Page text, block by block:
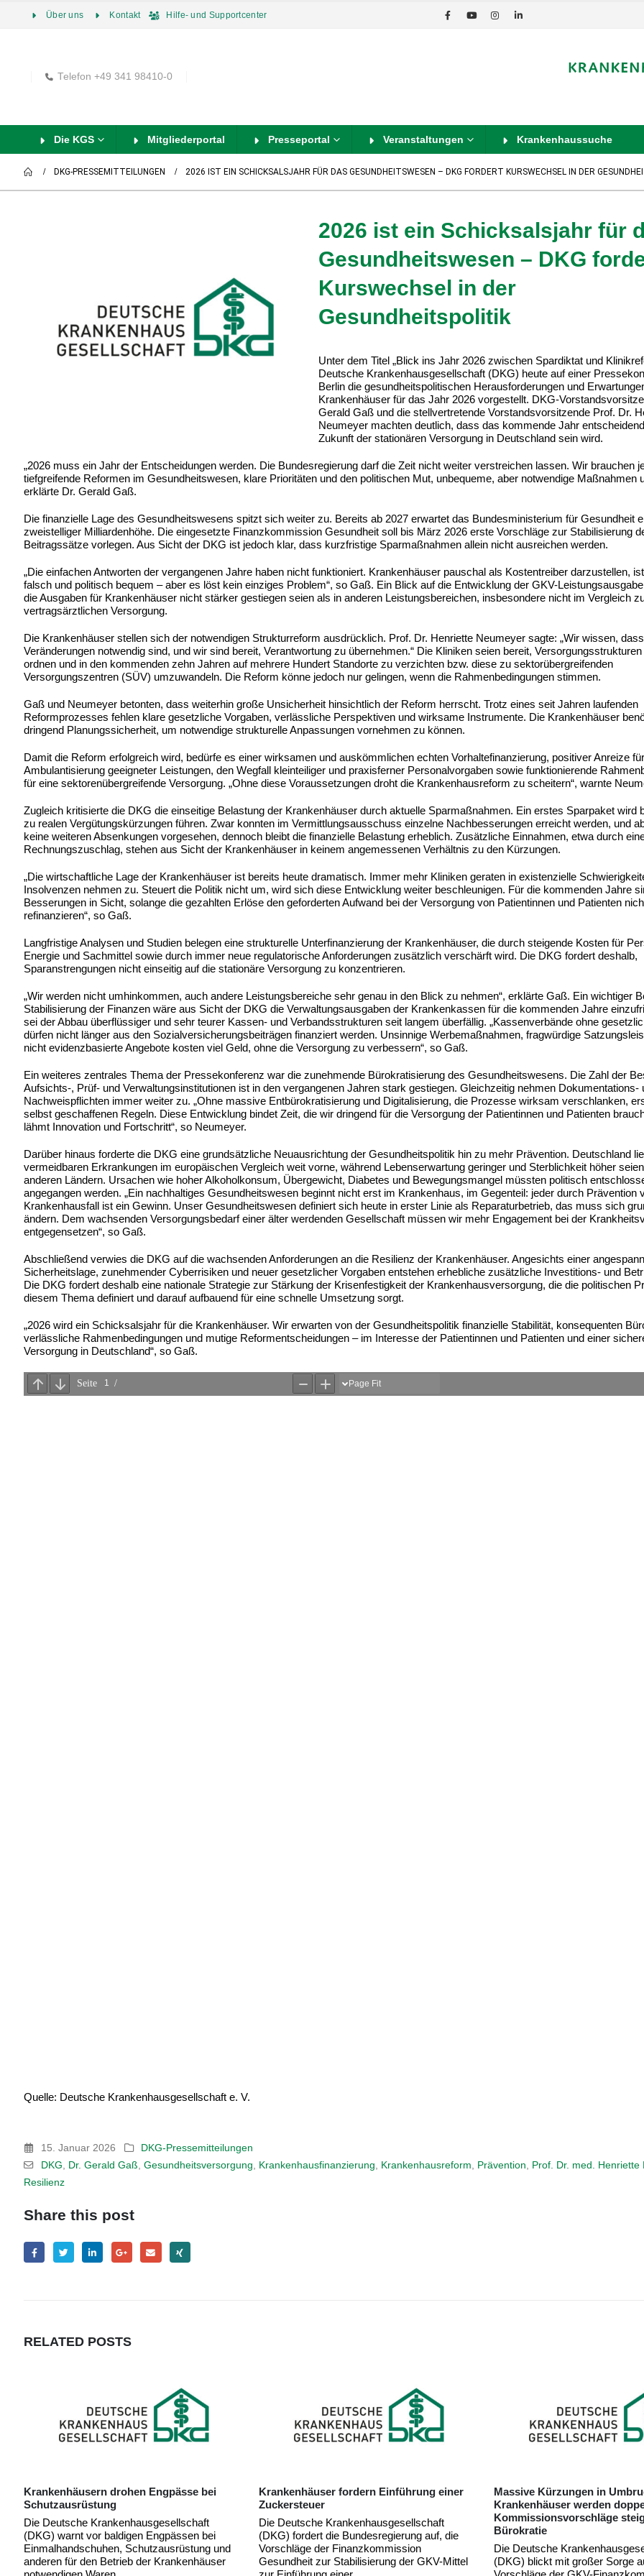
Über uns Kontakt Hilfe- und Supportcenter
Telefon +49 341 98410-0
Die KGS Mitgliederportal Presseportal Veranstaltungen Krankenhaussuche
DKG-PRESSEMITTEILUNGEN 2026 IST EIN SCHICKSALSJAHR FÜR DAS GESUNDHEITSWESEN – DKG FORDERT KURSWECHSEL IN DER
2026 ist ein Schicksalsjahr für
Gesundheitswesen – DKG
Kurswechsel in der
Gesundheitspolitik
Unter dem Titel „Blick ins Jahr 2026 zwischen Spardiktat und
Deutsche Krankenhausgesellschaft (DKG) heute auf einer
Berlin die gesundheitspolitischen Herausforderungen und
Krankenhäuser für das Jahr 2026 vorgestellt. DKG-
Gerald Gaß und die stellvertretende Vorstandsvorsitzende Prof. Dr.
Neumeyer machten deutlich, dass das kommende Jahr
Zukunft der stationären Versorgung in Deutschland sein wird.
„2026 muss ein Jahr der Entscheidungen werden. Die Bundesregierung darf die Zeit nicht weiter verstreichen lassen. Wir brauchen
tiefgreifende Reformen im Gesundheitswesen, klare Prioritäten und den politischen Mut, unbequeme, aber notwendige Maßnahmen
erklärte Dr. Gerald Gaß.
Die finanzielle Lage des Gesundheitswesens spitzt sich weiter zu. Bereits ab 2027 erwartet das Bundesministerium für Gesundheit
zweistelliger Milliardenhöhe. Die eingesetzte Finanzkommission Gesundheit soll bis März 2026 erste Vorschläge zur Stabilisierung
Beitragssätze vorlegen. Aus Sicht der DKG ist jedoch klar, dass kurzfristige Sparmaßnahmen allein nicht ausreichen werden.
„Die einfachen Antworten der vergangenen Jahre haben nicht funktioniert. Krankenhäuser pauschal als Kostentreiber darzustellen,
falsch und politisch bequem – aber es löst kein einziges Problem“, so Gaß. Ein Blick auf die Entwicklung der GKV-
die Ausgaben für Krankenhäuser nicht stärker gestiegen seien als in anderen Leistungsbereichen, insbesondere nicht im Vergleich
vertragsärztlichen Versorgung.
Die Krankenhäuser stellen sich der notwendigen Strukturreform ausdrücklich. Prof. Dr. Henriette Neumeyer sagte: „Wir wissen, dass
Veränderungen notwendig sind, und wir sind bereit, Verantwortung zu übernehmen.“ Die Kliniken seien bereit,
ordnen und in den kommenden zehn Jahren auf mehrere Hundert Standorte zu verzichten bzw. diese zu sektorübergreifenden
Versorgungszentren (SÜV) umzuwandeln. Die Reform könne jedoch nur gelingen, wenn die Rahmenbedingungen stimmen.
Gaß und Neumeyer betonten, dass weiterhin große Unsicherheit hinsichtlich der Reform herrscht. Trotz eines seit Jahren laufenden
Reformprozesses fehlen klare gesetzliche Vorgaben, verlässliche Perspektiven und wirksame Instrumente. Die Krankenhäuser
dringend Planungssicherheit, um notwendige strukturelle Anpassungen vornehmen zu können.
Damit die Reform erfolgreich wird, bedürfe es einer wirksamen und auskömmlichen echten Vorhaltefinanzierung, positiver Anreize
Ambulantisierung geeigneter Leistungen, den Wegfall kleinteiliger und praxisferner Personalvorgaben sowie funktionierende
für eine sektorenübergreifende Versorgung. „Ohne diese Voraussetzungen droht die Krankenhausreform zu scheitern“, warnte
Zugleich kritisierte die DKG die einseitige Belastung der Krankenhäuser durch aktuelle Sparmaßnahmen. Ein erstes Sparpaket wird
zu realen Vergütungskürzungen führen. Zwar konnten im Vermittlungsausschuss einzelne Nachbesserungen erreicht werden, und
keine weiteren Absenkungen vorgesehen, dennoch bleibt die finanzielle Belastung erheblich. Zusätzliche Einnahmen, etwa durch
Rechnungszuschlag, stehen aus Sicht der Krankenhäuser in keinem angemessenen Verhältnis zu den Kürzungen.
„Die wirtschaftliche Lage der Krankenhäuser ist bereits heute dramatisch. Immer mehr Kliniken geraten in existenzielle
Insolvenzen nehmen zu. Steuert die Politik nicht um, wird sich diese Entwicklung weiter beschleunigen. Für die kommenden Jahre
Besserungen in Sicht, solange die gezahlten Erlöse den geforderten Aufwand bei der Versorgung von Patientinnen und Patienten
refinanzieren“, so Gaß.
Langfristige Analysen und Studien belegen eine strukturelle Unterfinanzierung der Krankenhäuser, die durch steigende Kosten für
Energie und Sachmittel sowie durch immer neue regulatorische Anforderungen zusätzlich verschärft wird. Die DKG fordert deshalb,
Sparanstrengungen nicht einseitig auf die stationäre Versorgung zu konzentrieren.
„Wir werden nicht umhinkommen, auch andere Leistungsbereiche sehr genau in den Blick zu nehmen“, erklärte Gaß. Ein wichtiger
Stabilisierung der Finanzen wäre aus Sicht der DKG die Verwaltungsausgaben der Krankenkassen für die kommenden Jahre
sei der Abbau überflüssiger und sehr teurer Kassen- und Verbandsstrukturen seit langem überfällig. „Kassenverbände ohne
dürfen nicht länger aus den Sozialversicherungsbeiträgen finanziert werden. Unsinnige Werbemaßnahmen, fragwürdige
nicht evidenzbasierte Angebote kosten viel Geld, ohne die Versorgung zu verbessern“, so Gaß.
Ein weiteres zentrales Thema der Pressekonferenz war die zunehmende Bürokratisierung des Gesundheitswesens. Die Zahl der
Aufsichts-, Prüf- und Verwaltungsinstitutionen ist in den vergangenen Jahren stark gestiegen. Gleichzeitig nehmen Dokumentations-
Nachweispflichten immer weiter zu. „Ohne massive Entbürokratisierung und Digitalisierung, die Prozesse wirksam verschlanken,
selbst geschaffenen Regeln. Diese Entwicklung bindet Zeit, die wir dringend für die Versorgung der Patientinnen und Patienten
lähmt Innovation und Fortschritt“, so Neumeyer.
Darüber hinaus forderte die DKG eine grundsätzliche Neuausrichtung der Gesundheitspolitik hin zu mehr Prävention. Deutschland
vermeidbaren Erkrankungen im europäischen Vergleich weit vorne, während Lebenserwartung geringer und Sterblichkeit höher
anderen Ländern. Ursachen wie hoher Alkoholkonsum, Übergewicht, Diabetes und Bewegungsmangel müssten politisch
angegangen werden. „Ein nachhaltiges Gesundheitswesen beginnt nicht erst im Krankenhaus, im Gegenteil: jeder durch Prävention
Krankenhausfall ist ein Gewinn. Unser Gesundheitswesen definiert sich heute in erster Linie als Reparaturbetrieb, das muss sich
ändern. Dem wachsenden Versorgungsbedarf einer älter werdenden Gesellschaft müssen wir mehr Engagement bei der
entgegensetzen“, so Gaß.
Abschließend verwies die DKG auf die wachsenden Anforderungen an die Resilienz der Krankenhäuser. Angesichts einer
Sicherheitslage, zunehmender Cyberrisiken und neuer gesetzlicher Vorgaben entstehen erhebliche zusätzliche Investitions- und
Die DKG fordert deshalb eine nationale Strategie zur Stärkung der Krisenfestigkeit der Krankenhausversorgung, die die politischen
diesem Thema definiert und darauf aufbauend für eine schnelle Umsetzung sorgt.
„2026 wird ein Schicksalsjahr für die Krankenhäuser. Wir erwarten von der Gesundheitspolitik finanzielle Stabilität, konsequenten
verlässliche Rahmenbedingungen und mutige Reformentscheidungen – im Interesse der Patientinnen und Patienten und einer
Versorgung in Deutschland“, so Gaß.
Quelle: Deutsche Krankenhausgesellschaft e. V.
15. Januar 2026
DKG-Pressemitteilungen
DKG, Dr. Gerald Gaß, Gesundheitsversorgung, Krankenhausfinanzierung, Krankenhausreform, Prävention, Prof. Dr. med. Henriette
Resilienz
Share this post
RELATED POSTS
Krankenhäuser fordern Einführung einer
Zuckersteuer
Die Deutsche Krankenhausgesellschaft
(DKG) fordert die Bundesregierung auf, die
Vorschläge der Finanzkommission
Gesundheit zur Stabilisierung der GKV-Mittel
Massive Kürzungen in Umbruchzeiten,
Krankenhäuser werden doppelt belastet –
Kommissionsvorschläge steigern
Bürokratie
Die Deutsche Krankenhausgesellschaft
(DKG) blickt mit großer Sorge auf die
Krankenhäuser befürchten
Leistungseinschränkungen
Die Deutsche
(DKG) kritisiert den heutigen
Bundesrats zum